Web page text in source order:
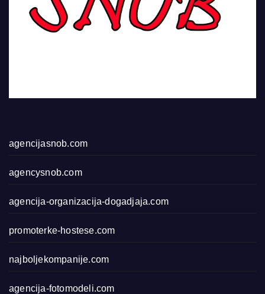
agencijasnob.com
agencysnob.com
agencija-organizacija-dogadjaja.com
promoterke-hostese.com
najboljekompanije.com
agencija-fotomodeli.com